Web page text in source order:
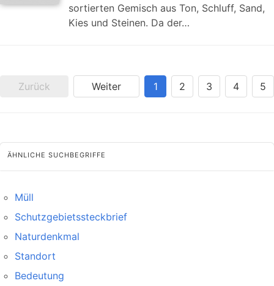
sortierten Gemisch aus Ton, Schluff, Sand,
Kies und Steinen. Da der…
Zurück Weiter 1 2 3 4 5
ÄHNLICHE SUCHBEGRIFFE
Müll
Schutzgebietssteckbrief
Naturdenkmal
Standort
Bedeutung